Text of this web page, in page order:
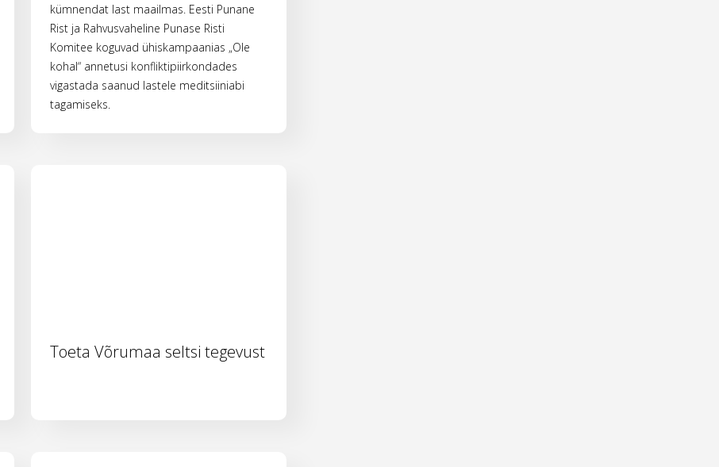
kümnendat last maailmas. Eesti Punane
Rist ja Rahvusvaheline Punase Risti
Komitee koguvad ühiskampaanias „Ole
kohal“ annetusi konfliktipiirkondades
vigastada saanud lastele meditsiiniabi
tagamiseks.
Toeta Võrumaa seltsi tegevust